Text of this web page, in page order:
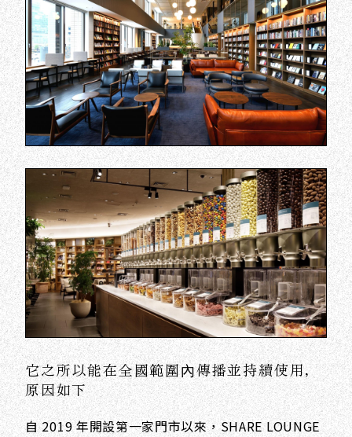
它之所以能在全國範圍內傳播並持續使用，
原因如下
自 2019 年開設第一家門市以來，SHARE LOUNGE